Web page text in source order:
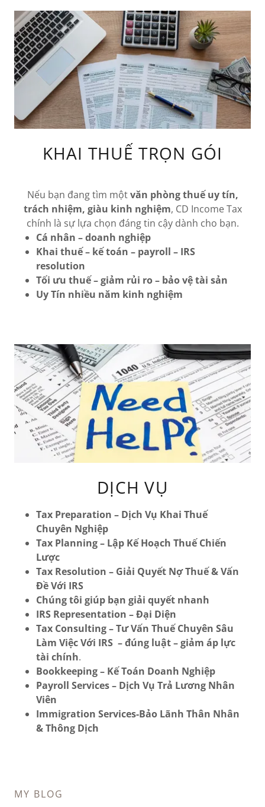
KHAI THUẾ TRỌN GÓI
Nếu bạn đang tìm mộtvăn phòng thuế uy tín,
trách nhiệm, giàu kinh nghiệm, CD Income Tax
chính là sự lựa chọn đáng tin cậy dành cho bạn.
Cá nhân – doanh nghiệp
Khai thuế – kế toán – payroll – IRS
resolution
Tối ưu thuế – giảm rủi ro – bảo vệ tài sản
Uy Tín nhiều năm kinh nghiệm
DỊCH VỤ
Tax Preparation – Dịch Vụ Khai Thuế
Chuyên Nghiệp
Tax Planning – Lập Kế Hoạch Thuế Chiến
Lược
Tax Resolution – Giải Quyết Nợ Thuế & Vấn
Đề Với IRS
Chúng tôi giúp bạn giải quyết nhanh
IRS Representation – Đại Diện
Tax Consulting – Tư Vấn Thuế Chuyên Sâu
Làm Việc Với IRS – đúng luật – giảm áp lực
tài chính.
Bookkeeping – Kế Toán Doanh Nghiệp
Payroll Services – Dịch Vụ Trả Lương Nhân
Viên
Immigration Services-Bảo Lãnh Thân Nhân
& Thông Dịch
MY BLOG